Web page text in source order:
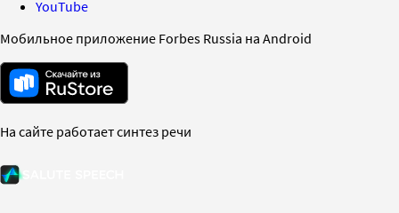
YouTube
Мобильное приложение Forbes Russia на Android
На сайте работает синтез речи